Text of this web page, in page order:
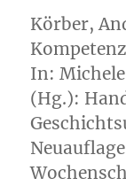
Körber,
In:
(Hg.):